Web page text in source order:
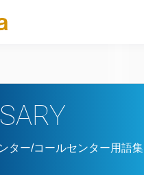
ター/コールセンター用語集